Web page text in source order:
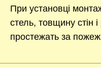
При установці
стель, товщину стін
простежать за